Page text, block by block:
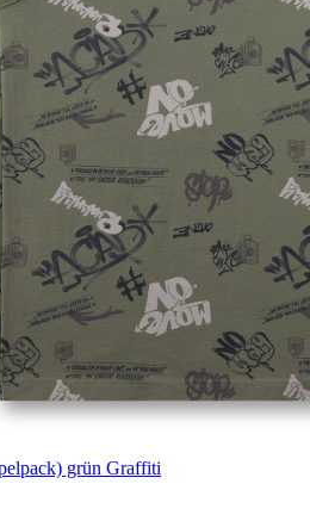
grün Graffiti